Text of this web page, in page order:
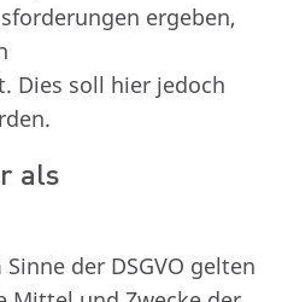
ergeben,
Dies soll hier jedoch
als
der DSGVO gelten